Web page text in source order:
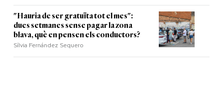
"Hauria de ser gratuïta tot el mes":
dues setmanes sense pagar la zona
blava, què en pensen els conductors?
Sílvia Fernández Sequero